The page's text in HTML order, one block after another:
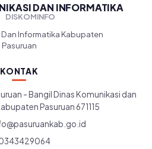
DAN INFORMATIKA
DISKOMINFO
Informatika Kabupaten
Pasuruan
KONTAK
- Bangil Dinas Komunikasi dan
Pasuruan 671115